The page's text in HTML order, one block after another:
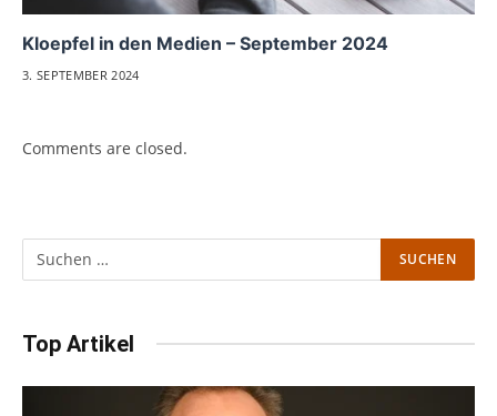
Kloepfel in den Medien – September 2024
3. SEPTEMBER 2024
Comments are closed.
Top Artikel